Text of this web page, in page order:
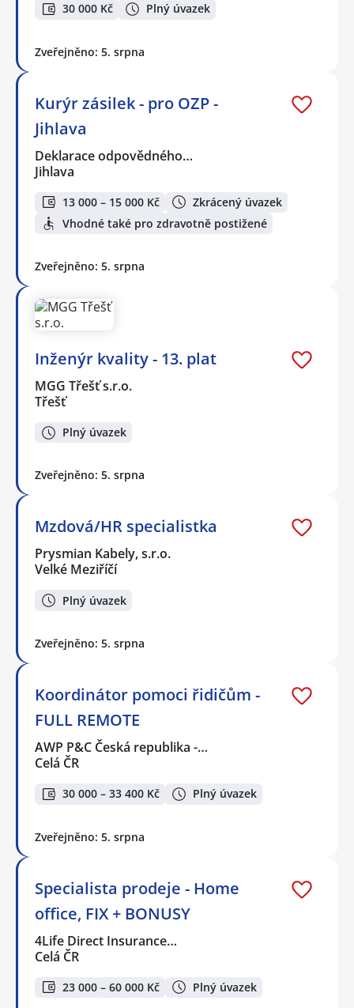
30 000 Kč Plný úvazek
Zveřejněno: 5. srpna
Kurýr zásilek - pro OZP -
Jihlava
Deklarace odpovědného…
Jihlava
13 000 – 15 000 Kč
Zkrácený úvazek
Vhodné také pro zdravotně postižené
Zveřejněno: 5. srpna
Inženýr kvality - 13. plat
MGG Třešť s.r.o.
Třešť
Plný úvazek
Zveřejněno: 5. srpna
Mzdová/HR specialistka
Prysmian Kabely, s.r.o.
Velké Meziříčí
Plný úvazek
Zveřejněno: 5. srpna
Koordinátor pomoci řidičům -
FULL REMOTE
AWP P&C Česká republika -…
Celá ČR
30 000 – 33 400 Kč Plný úvazek
Zveřejněno: 5. srpna
Specialista prodeje - Home
office, FIX + BONUSY
4Life Direct Insurance…
Celá ČR
23 000 – 60 000 Kč Plný úvazek